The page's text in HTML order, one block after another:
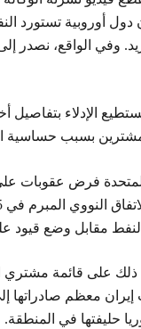
دول أوروبية تستورد
الإدلاء
بسبب حساسية
مقابل وضع قيود
على قائمة مشتري
معظم صادراتها
حليفتها في المنطقة.